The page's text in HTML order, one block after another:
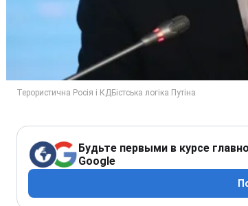
Будьте первыми в курсе
Google